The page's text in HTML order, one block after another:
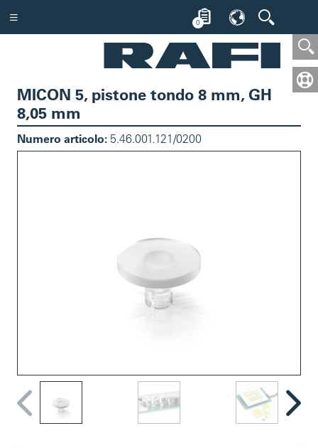
0
MICON 5, pistone tondo 8 mm, GH
8,05 mm
Numero articolo: 5.46.001.121/0200